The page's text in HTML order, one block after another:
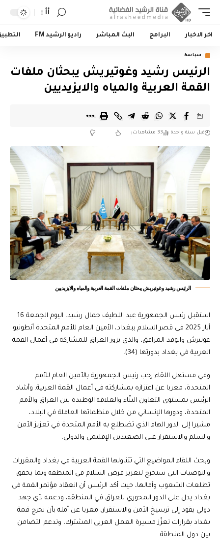
أأ
اخر الاخبار البرامج البث المباشر راديو الرشيد FM
سياسة
الرئيس رشيد وغوتيريش يبحثان ملفات
القمة العربية والمياه والايزيديين
قبل سنة واحدة 33 مشاهدات
الرئيس رشيد وغوتيريش يبحثان ملفات القمة العربية والمياه والايزيديين
استقبل رئيس الجمهورية عبد اللطيف جمال رشيد، اليوم الجمعة 16
أيار 2025 في قصر السلام ببغداد، الأمين العام للأمم المتحدة أنطونيو
غوتيرش والوفد المرافق، والذي يزور العراق للمشاركة في أعمال القمة
العربية في بغداد بدورتها (34).
وفي مستهل اللقاء رحب رئيس الجمهورية بالأمين العام للأمم
المتحدة، معربا عن اعتزازه بمشاركته في أعمال القمة العربية. وأشاد
الرئيس بمستوى التعاون البنّاء والعلاقة الوطيدة بين العراق والأمم
المتحدة، ودورها الإنساني من خلال منظماتها العاملة في البلاد،
مشيرا إلى الدور الهام الذي تضطلع به الأمم المتحدة في تعزيز الأمن
والسلم والاستقرار على الصعيدين الإقليمي والدولي.
وبحث اللقاء المواضيع التي تتناولها القمة العربية في بغداد والمقررات
والتوصيات التي ستخرج لتعزيز فرص السلام في المنطقة وبما يحقق
تطلعات الشعوب وآمالها، حيث أكد الرئيس أن انعقاد مؤتمر القمة في
بغداد يدل على الدور المحوري للعراق في المنطقة، ودعمه لأي جهد
دولي يقود إلى ترسيخ الأمن والاستقرار، معربا عن أمله بأن تخرج قمة
بغداد بقرارات تعزّز مسيرة العمل العربي المشترك، وتدعم التضامن
بين دول المنطقة.